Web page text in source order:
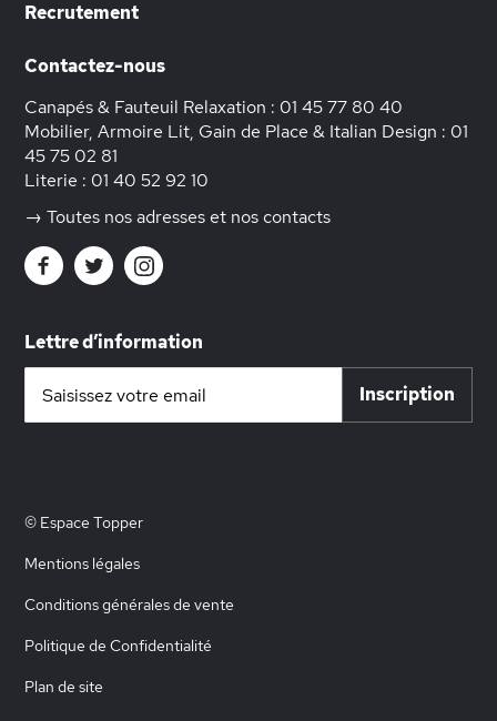
Recrutement
Contactez-nous
Canapés & Fauteuil Relaxation : 01 45 77 80 40
Mobilier, Armoire Lit, Gain de Place & Italian Design : 01
45 75 02 81
Literie : 01 40 52 92 10
→ Toutes nos adresses et nos contacts
Lettre d’information
notre
Inscription
© Espace Topper
Mentions légales
Conditions générales de vente
Politique de Confidentialité
Plan de site